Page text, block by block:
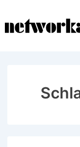
Zum
Inhalt